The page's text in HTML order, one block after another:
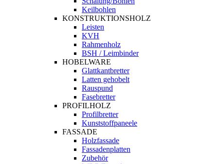
Keilbohlen
KONSTRUKTIONSHOLZ
Leisten
KVH
Rahmenholz
BSH / Leimbinder
HOBELWARE
Glattkantbretter
Latten gehobelt
Rauspund
Fasebretter
PROFILHOLZ
Profilbretter
Kunststoffpaneele
FASSADE
Holzfassade
Fassadenplatten
Zubehör